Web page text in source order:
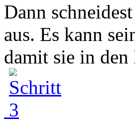
Dann
aus. Es kann
damit sie in den